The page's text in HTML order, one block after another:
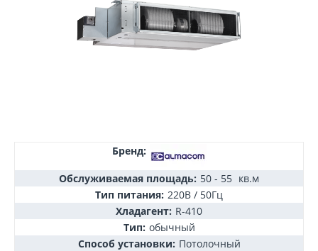
Бренд:
Обслуживаемая площадь: 50 - 55 кв.м
Тип питания: 220В / 50Гц
Хладагент: R-410
Тип: обычный
Способ установки: Потолочный